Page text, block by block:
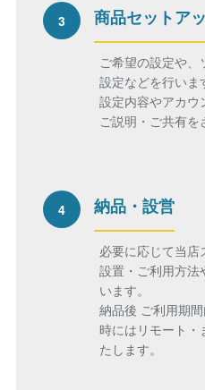
3 商品セットア
ご希望の設定や、
設定などを行いま
設定内容やアカウ
ご説明・ご共有を
4 納品・設営
必要に応じて当
設置・ご利用方法
います。
納品後 ご利用期
時にはリモート・
たします。